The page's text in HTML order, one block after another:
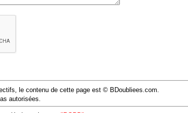
le contenu de cette page est © BDoubliees.com.
autorisées.